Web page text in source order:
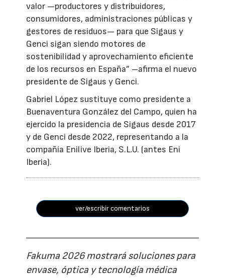
valor —productores y distribuidores,
consumidores, administraciones públicas y
gestores de residuos— para que Sigaus y
Genci sigan siendo motores de
sostenibilidad y aprovechamiento eficiente
de los recursos en España” –afirma el nuevo
presidente de Sigaus y Genci.
Gabriel López sustituye como presidente a
Buenaventura González del Campo, quien ha
ejercido la presidencia de Sigaus desde 2017
y de Genci desde 2022, representando a la
compañía Enilive Iberia, S.L.U. (antes Eni
Iberia).
ver/escribir comentarios
Fakuma 2026 mostrará soluciones para
envase, óptica y tecnología médica